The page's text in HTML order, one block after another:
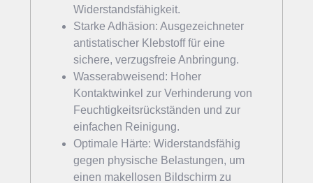
Widerstandsfähigkeit.
Starke Adhäsion: Ausgezeichneter
antistatischer Klebstoff für eine
sichere, verzugsfreie Anbringung.
Wasserabweisend: Hoher
Kontaktwinkel zur Verhinderung von
Feuchtigkeitsrückständen und zur
einfachen Reinigung.
Optimale Härte: Widerstandsfähig
gegen physische Belastungen, um
einen makellosen Bildschirm zu